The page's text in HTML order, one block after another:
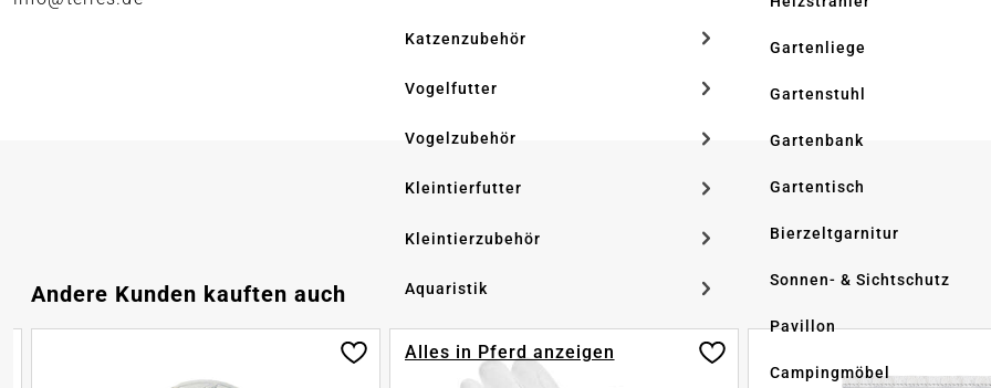
Katzenzubehör
Vogelfutter
Vogelzubehör
Kleintierfutter
Kleintierzubehör
Aquaristik
Alles in Pferd anzeigen
Gartenliege
Gartenstuhl
Gartenbank
Gartentisch
Bierzeltgarnitur
Sonnen- & Sichtschutz
Pavillon
Campingmöbel
Produktgalerie überspringen
Andere Kunden kauften auch